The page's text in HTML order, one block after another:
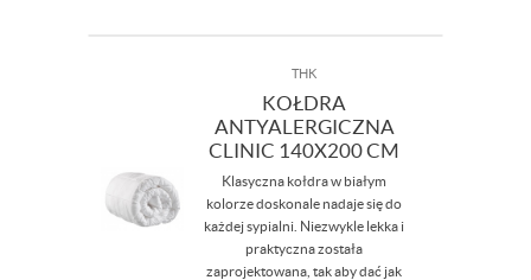
THK
KOŁDRA
ANTYALERGICZNA
CLINIC 140X200 CM
Klasyczna kołdra w białym
kolorze doskonale nadaje się do
każdej sypialni. Niezwykle lekka i
praktyczna została
zaprojektowana, tak aby dać jak